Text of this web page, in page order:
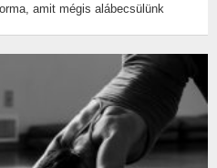
amit mégis alábecsülünk